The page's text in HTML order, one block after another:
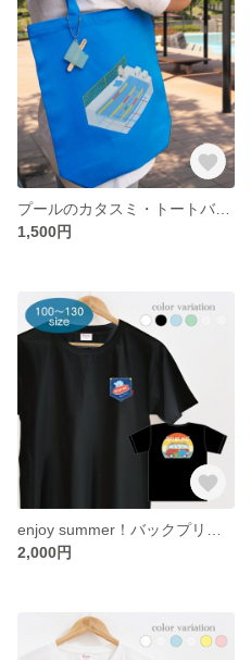
プールのカタスミ・トートバッグ
1,500円
2,000円